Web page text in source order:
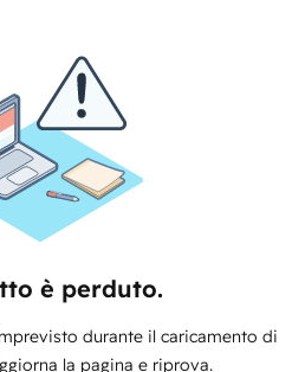
è perduto.
durante il caricamento di
la pagina e riprova.